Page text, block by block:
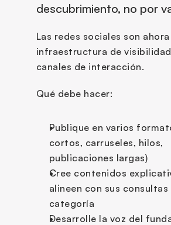
descubrimiento, no por
Las redes sociales son ahora
infraestructura de
canales de interacción.
Qué debe hacer:
Publique en varios
cortos, carruseles, hilos,
publicaciones largas)
Cree contenidos
alineen con sus consultas
categoría
Desarrolle la voz del